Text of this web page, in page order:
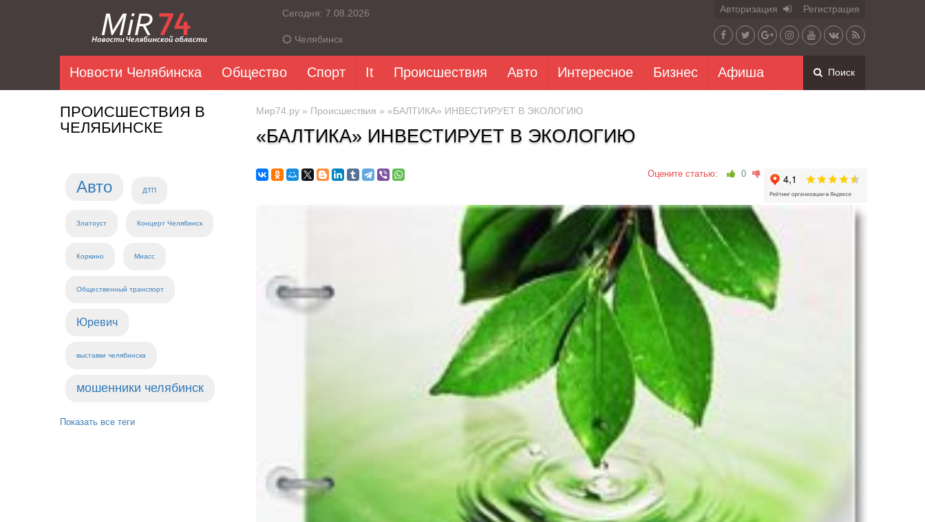
Сегодня: 7.08.2026
Челябинск
Авторизация Регистрация
Новости Челябинска Общество Спорт It Происшествия Авто Интересное Бизнес Афиша Поиск
ПРОИСШЕСТВИЯ В
ЧЕЛЯБИНСКЕ
Авто ДТП
Златоуст Концерт Челябинск
Коркино Миасс
Общественный транспорт
Юревич
выставки челябинска
мошенники челябинск
Показать все теги
Мир74.ру » Происшествия » «БАЛТИКА» ИНВЕСТИРУЕТ В ЭКОЛОГИЮ
«БАЛТИКА» ИНВЕСТИРУЕТ В ЭКОЛОГИЮ
Оцените статью: 0